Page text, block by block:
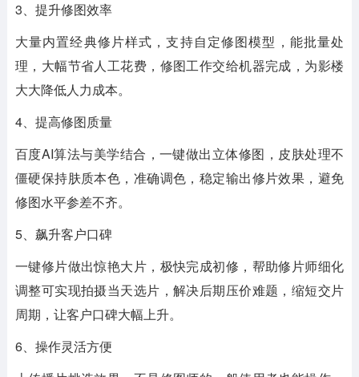
3、提升修图效率
大量内置经典修片样式，支持自定修图模型，能批量处
理，大幅节省人工花费，修图工作交给机器完成，为影楼
大大降低人力成本。
4、提高修图质量
百度AI算法与美学结合，一键做出立体修图，皮肤处理不
僵硬保持肤质本色，准确调色，稳定输出修片效果，避免
修图水平参差不齐。
5、飙升客户口碑
一键修片做出惊艳大片，极快完成初修，帮助修片师细化
调整可实现拍摄当天选片，解决后期压价难题，缩短交片
周期，让客户口碑大幅上升。
6、操作灵活方便